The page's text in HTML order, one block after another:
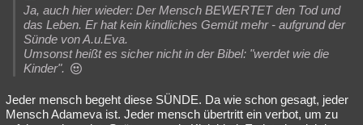
Ja, auch hier wieder: Der Mensch BEWERTET den Tod und
das Leben. Er hat kein kindliches Gemüt mehr - aufgrund der
Sünde von A.u.Eva.
Umsonst heißt es sicher nicht in der Bibel: "werdet wie die
Kinder".
Jeder mensch begeht diese SÜNDE. Da wie schon gesagt, jeder
Mensch Adameva ist. Jeder mensch übertritt ein verbot, um zu